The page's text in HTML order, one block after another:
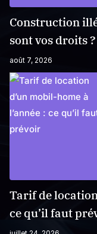
Construction
sont vos droits ?
août 7, 2026
Tarif de
ce qu’il faut